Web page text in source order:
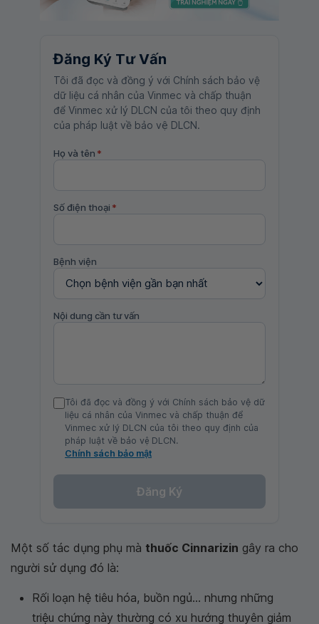
Đăng Ký Tư Vấn
Tôi đã đọc và đồng ý với Chính sách bảo vệ
dữ liệu cá nhân của Vinmec và chấp thuận
để Vinmec xử lý DLCN của tôi theo quy định
của pháp luật về bảo vệ DLCN.
Họ và tên *
Số điện thoại *
Bệnh viện
Nội dung cần tư vấn
Tôi đã đọc và đồng ý với Chính sách bảo vệ dữ
liệu cá nhân của Vinmec và chấp thuận để
Vinmec xử lý DLCN của tôi theo quy định của
pháp luật về bảo vệ DLCN.
Chính sách bảo mật
Đăng Ký
Một số tác dụng phụ mà thuốc Cinnarizin gây ra cho
người sử dụng đó là:
Rối loạn hệ tiêu hóa, buồn ngủ... nhưng những
triệu chứng này thường có xu hướng thuyên giảm